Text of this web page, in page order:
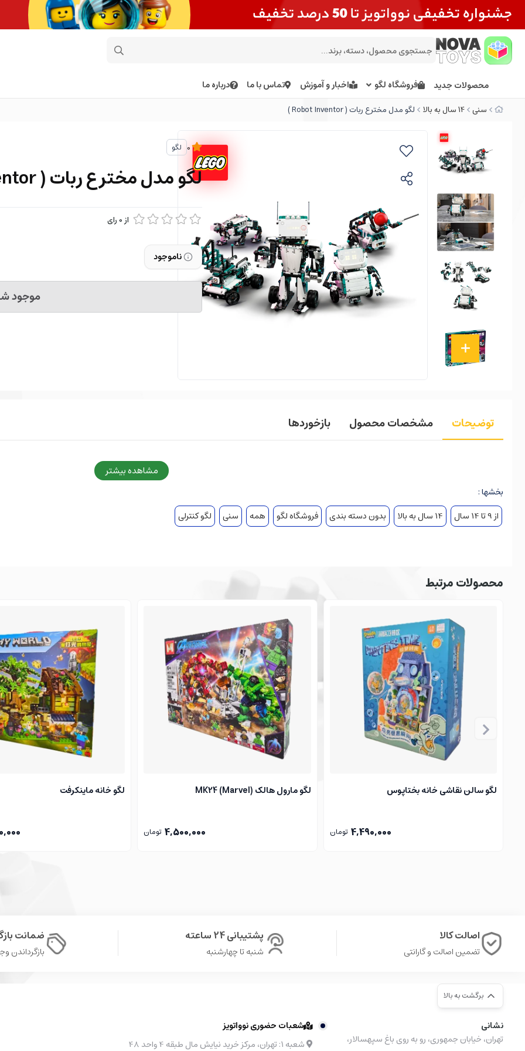
محصولات جدید فروشگاه لگو اخبار و آموزش تماس با ما درباره ما
سنی 14 سال به بالا لگو مدل مخترع ربات ( Robot Inventor )
لگو
لگو مدل مخترع ربات ( Robot Inventor )
از0 رای
ناموجود
موجود
توضیحات مشخصات محصول بازخوردها
مشاهده بیشتر
بخشها :
از 9 تا 14 سال
14 سال به بالا بدون دسته بندی فروشگاه لگو همه سنی لگو کنترلی
محصولات مرتبط
لگو سالن نقاشی خانه بختاپوس
4,490,000 تومان
لگو مارول هالک MK24 (Marvel)
4,500,000 تومان
لگو خانه ماینکرفت
اصالت کالا
تضمین اصالت و گارانتی
پشتیبانی 24 ساعته
شنبه تا چهارشنبه
ضمانت
بازگرداندن وجه
برگشت به بالا
نشانی
تهران، خیابان جمهوری، رو به روی باغ سپهسالار،
شعبات حضوری نوواتویز
شعبه ۱: تهران، مرکز خرید نیایش مال طبقه 4 واحد 48